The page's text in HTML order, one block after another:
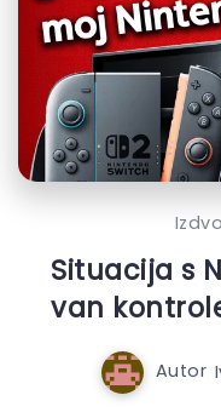
Situacija s
van
Autor